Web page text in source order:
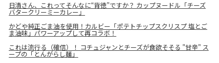
日清さん、これってそんなに“背徳”ですか？ カップヌードル「チーズ
バタークリーミーカレー」
かどや純正ごま油を使用！カルビー「ポテトチップスクリスプ 塩とご
ま油味」パワーアップして再コラボ！
これは流行る（確信）！ コチュジャンとチーズが食欲そそる "甘辛" ス
ープの「とんがらし麺」